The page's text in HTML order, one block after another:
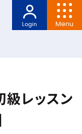
Menu
Login
級レッスン